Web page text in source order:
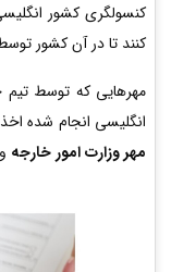
کنسولگری کشور
کنند تا در آن کشور
مهرهایی که توسط تیم
انگلیسی انجام شده
مهر وزارت امور خارجه